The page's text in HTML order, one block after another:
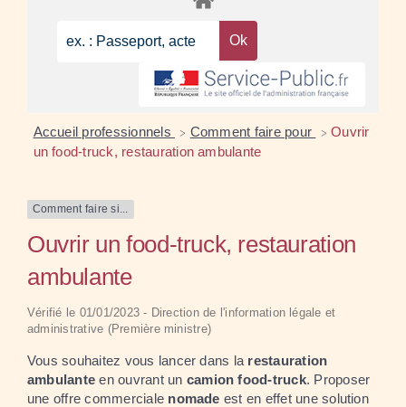
Accueil professionnels > Comment faire pour > Ouvrir
un food-truck, restauration ambulante
Comment faire si...
Ouvrir un food-truck, restauration
ambulante
Vérifié le 01/01/2023 - Direction de l'information légale et
administrative (Première ministre)
Vous souhaitez vous lancer dans la restauration
ambulante en ouvrant un camion food-truck. Proposer
une offre commerciale nomade est en effet une solution